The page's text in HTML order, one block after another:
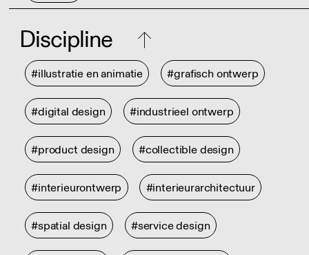
Discipline
#illustratie en animatie #grafisch ontwerp
#digital design #industrieel ontwerp
#product design #collectible design
#interieurontwerp #interieurarchitectuur
#spatial design #service design